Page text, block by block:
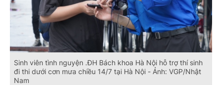
Sinh viên tình nguyện .ĐH Bách khoa Hà Nội hỗ trợ thí sinh
đi thi dưới cơn mưa chiều 14/7 tại Hà Nội - Ảnh: VGP/Nhật
Nam